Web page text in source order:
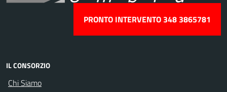
PRONTO INTERVENTO 348 3865781
IL CONSORZIO
Chi Siamo